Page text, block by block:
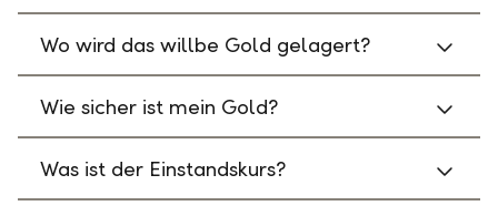
Wo wird das willbe Gold gelagert?
Wie sicher ist mein Gold?
Was ist der Einstandskurs?